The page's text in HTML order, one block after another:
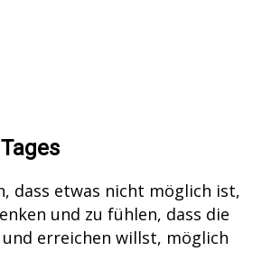
dass etwas nicht möglich ist,
und zu fühlen, dass die
erreichen willst, möglich